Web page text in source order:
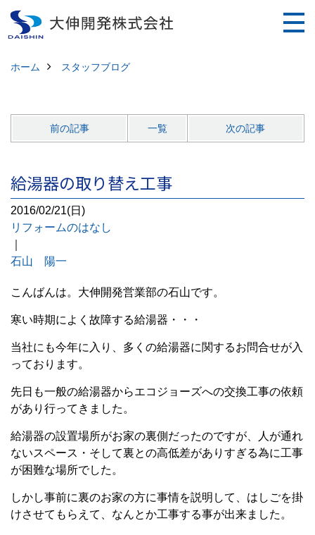
ホーム スタッフブログ
前の記事 一覧 次の記事
給湯器の取り替え工事
2016/02/21(日)
リフォームのはなし
石山 陽一
こんばんは。大伸開発営業部の石山です。
寒い時期によく故障する給湯器・・・
当社にも今年に入り、多くの給湯器に関するお問合せが入
っております。
先日も一般の給湯器からエコジョーズへの交換工事の依頼
があり行ってきました。
給湯器の設置場所がお家の裏側だったのですが、人が通れ
ないスペース・そして裏との高低差がありすぎる為に工事
が困難な場所でした。
しかし事前に裏のお家の方に事情を説明して、はしごを掛
けさせてもらえて、なんとか工事する事が出来ました。